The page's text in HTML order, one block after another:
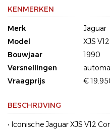
KENMERKEN
Merk
Jaguar
Model
XJS
Bouwjaar
1990
Versnellingen
Vraagprijs
€
BESCHRIJVING
• Iconische Jaguar XJS V12